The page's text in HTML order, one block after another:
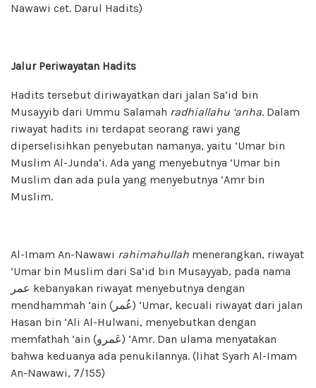
Nawawi cet. Darul Hadits)
Jalur Periwayatan Hadits
Hadits tersebut diriwayatkan dari jalan Sa’id bin
Musayyib dari Ummu Salamah radhiallahu ‘anha. Dalam
riwayat hadits ini terdapat seorang rawi yang
diperselisihkan penyebutan namanya, yaitu ‘Umar bin
Muslim Al-Junda’i. Ada yang menyebutnya ‘Umar bin
Muslim dan ada pula yang menyebutnya ‘Amr bin
Muslim.
Al-Imam An-Nawawi rahimahullah menerangkan, riwayat
‘Umar bin Muslim dari Sa’id bin Musayyab, pada nama
عمر kebanyakan riwayat menyebutnya dengan
mendhammah ‘ain (عُمر) ‘Umar, kecuali riwayat dari jalan
Hasan bin ‘Ali Al-Hulwani, menyebutkan dengan
memfathah ‘ain (عَمرو) ‘Amr. Dan ulama menyatakan
bahwa keduanya ada penukilannya. (lihat Syarh Al-Imam
An-Nawawi, 7/155)